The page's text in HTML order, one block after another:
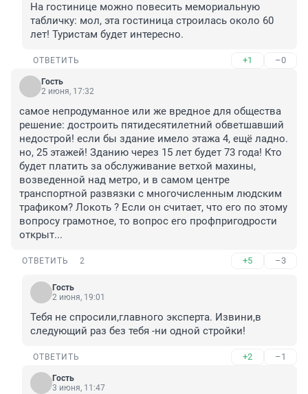
На гостинице можно повесить мемориальную
табличку: мол, эта гостиница строилась около 60
лет! Туристам будет интересно.
ОТВЕТИТЬ +1 –0
Гость
2 июня, 17:32
самое непродуманное или же вредное для общества
решение: достроить пятидесятилетний обветшавший
недострой! если бы здание имело этажа 4, ещё ладно.
но, 25 этажей! Зданию через 15 лет будет 73 года! Кто
будет платить за обслуживание ветхой махины,
возведенной над метро, и в самом центре
транспортной развязки с многочисленным людским
трафиком? Локоть ? Если он считает, что его по этому
вопросу грамотное, то вопрос его профпригодрости
открыт...
ОТВЕТИТЬ 2 +5 –3
Гость
2 июня, 19:01
Тебя не спросили,главного эксперта. Извини,в
следующий раз без тебя -ни одной стройки!
ОТВЕТИТЬ +2 –1
Гость
3 июня, 11:47